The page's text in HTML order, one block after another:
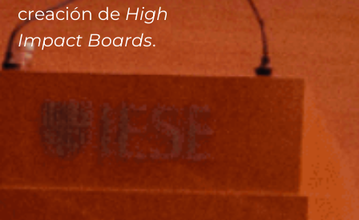
creación de High
Impact Boards.